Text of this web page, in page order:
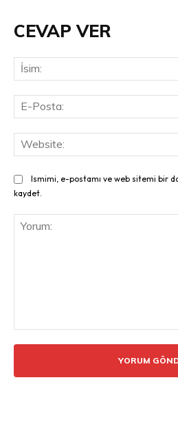
CEVAP VER
Ismimi, e-postamı ve web sitemi bir
kaydet.